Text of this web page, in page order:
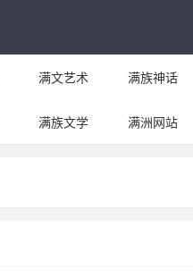
满文艺术 满族神话
满族文学 满洲网站